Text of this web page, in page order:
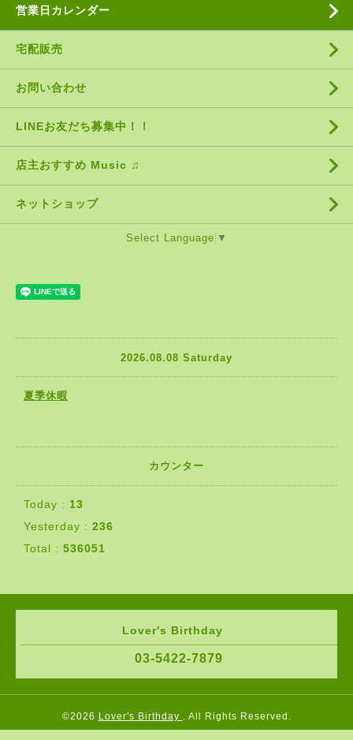
営業日カレンダー
宅配販売
お問い合わせ
LINEお友だち募集中！！
店主おすすめ Music ♫
ネットショップ
Select Language ▼
2026.08.08 Saturday
夏季休暇
カウンター
Today : 13
Yesterday : 236
Total : 536051
Lover's Birthday
03-5422-7879
©2026 Lover's Birthday . All Rights Reserved.